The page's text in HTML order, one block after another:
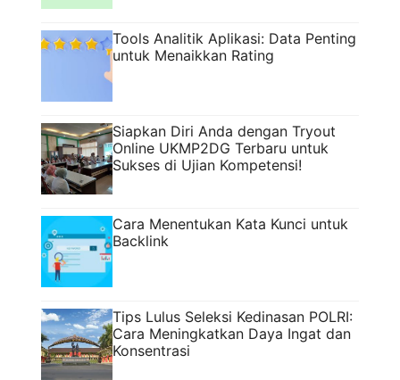
Tools Analitik Aplikasi: Data Penting
untuk Menaikkan Rating
Siapkan Diri Anda dengan Tryout
Online UKMP2DG Terbaru untuk
Sukses di Ujian Kompetensi!
Cara Menentukan Kata Kunci untuk
Backlink
Tips Lulus Seleksi Kedinasan POLRI:
Cara Meningkatkan Daya Ingat dan
Konsentrasi